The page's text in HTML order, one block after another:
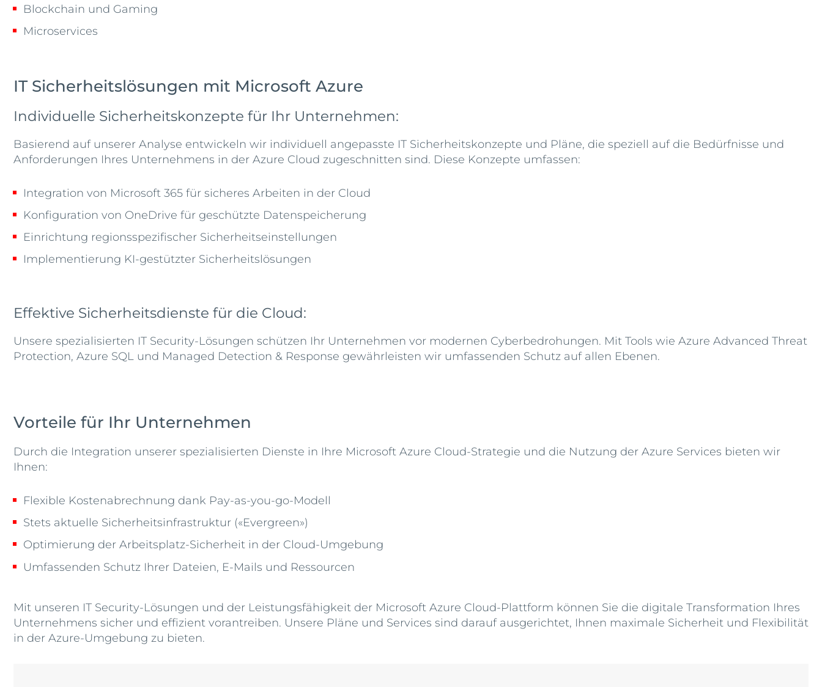
Blockchain und Gaming
Microservices
IT Sicherheitslösungen mit Microsoft Azure
Individuelle Sicherheitskonzepte für Ihr Unternehmen:
Basierend auf unserer Analyse entwickeln wir individuell angepasste IT Sicherheitskonzepte und Pläne, die speziell auf die Bedürfnisse und
Anforderungen Ihres Unternehmens in der Azure Cloud zugeschnitten sind. Diese Konzepte umfassen:
Integration von Microsoft 365 für sicheres Arbeiten in der Cloud
Konfiguration von OneDrive für geschützte Datenspeicherung
Einrichtung regionsspezifischer Sicherheitseinstellungen
Implementierung KI-gestützter Sicherheitslösungen
Effektive Sicherheitsdienste für die Cloud:
Unsere spezialisierten IT Security-Lösungen schützen Ihr Unternehmen vor modernen Cyberbedrohungen. Mit Tools wie Azure Advanced Threat
Protection, Azure SQL und Managed Detection & Response gewährleisten wir umfassenden Schutz auf allen Ebenen.
Vorteile für Ihr Unternehmen
Durch die Integration unserer spezialisierten Dienste in Ihre Microsoft Azure Cloud-Strategie und die Nutzung der Azure Services bieten wir
Ihnen:
Flexible Kostenabrechnung dank Pay-as-you-go-Modell
Stets aktuelle Sicherheitsinfrastruktur («Evergreen»)
Optimierung der Arbeitsplatz-Sicherheit in der Cloud-Umgebung
Umfassenden Schutz Ihrer Dateien, E-Mails und Ressourcen
Mit unseren IT Security-Lösungen und der Leistungsfähigkeit der Microsoft Azure Cloud-Plattform können Sie die digitale Transformation Ihres
Unternehmens sicher und effizient vorantreiben. Unsere Pläne und Services sind darauf ausgerichtet, Ihnen maximale Sicherheit und Flexibilität
in der Azure-Umgebung zu bieten.